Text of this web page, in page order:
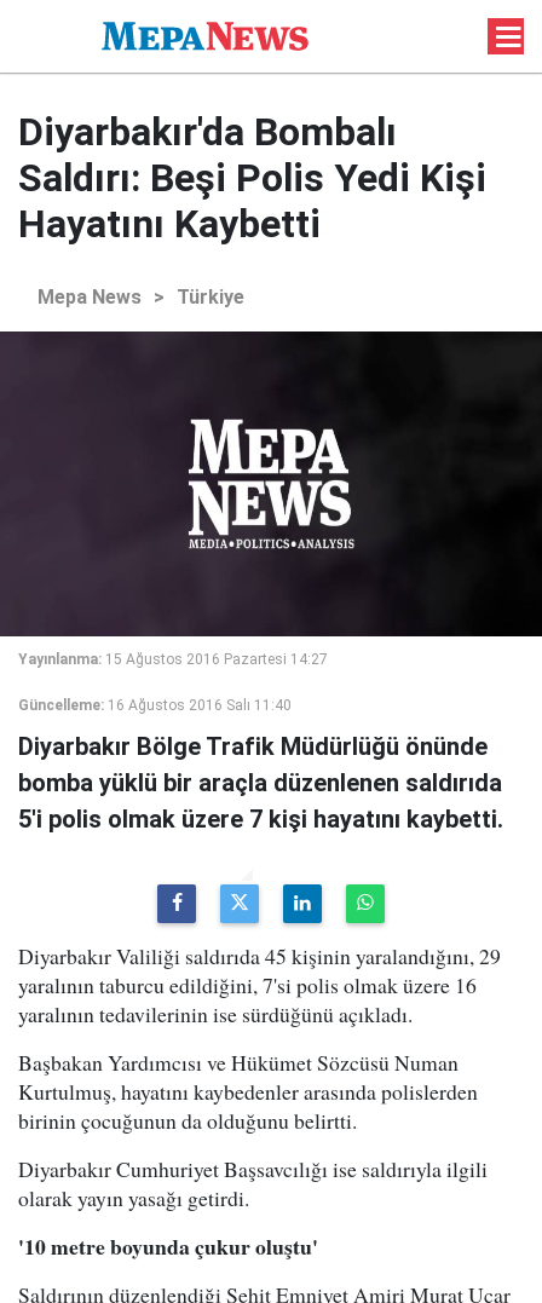
Diyarbakır'da Bombalı
Saldırı: Beşi Polis Yedi Kişi
Hayatını Kaybetti
Mepa News > Türkiye
Yayınlanma: 15 Ağustos 2016 Pazartesi 14:27
Güncelleme: 16 Ağustos 2016 Salı 11:40
Diyarbakır Bölge Trafik Müdürlüğü önünde
bomba yüklü bir araçla düzenlenen saldırıda
5'i polis olmak üzere 7 kişi hayatını kaybetti.
Diyarbakır Valiliği saldırıda 45 kişinin yaralandığını, 29
yaralının taburcu edildiğini, 7'si polis olmak üzere 16
yaralının tedavilerinin ise sürdüğünü açıkladı.
Başbakan Yardımcısı ve Hükümet Sözcüsü Numan
Kurtulmuş, hayatını kaybedenler arasında polislerden
birinin çocuğunun da olduğunu belirtti.
Diyarbakır Cumhuriyet Başsavcılığı ise saldırıyla ilgili
olarak yayın yasağı getirdi.
'10 metre boyunda çukur oluştu'
Saldırının düzenlendiği Şehit Emniyet Amiri Murat Uçar